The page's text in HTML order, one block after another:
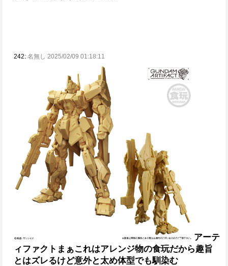
242: 名無し 2025/02/09 01:18:11
アーテ
ィファクト まぁこれはアレンジ物の食玩だから趣旨
とはズレるけど意外と太め体型でも馴染む